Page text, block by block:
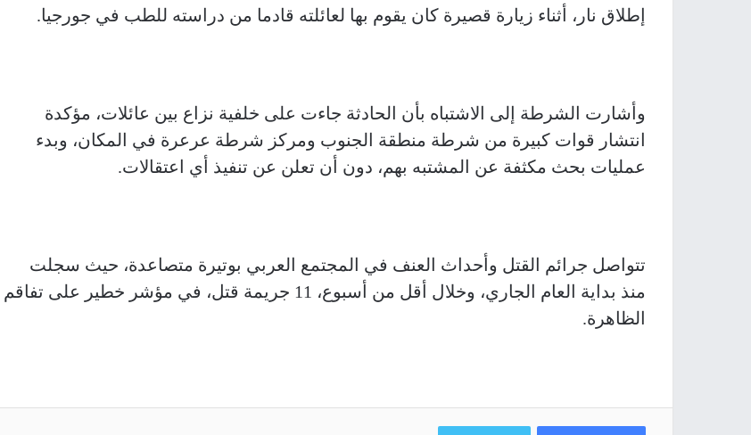
إطلاق نار، أثناء زيارة قصيرة كان يقوم بها لعائلته قادما من دراسته للطب في جورجيا.
وأشارت الشرطة إلى الاشتباه بأن الحادثة جاءت على خلفية نزاع بين عائلات، مؤكدة
انتشار قوات كبيرة من شرطة منطقة الجنوب ومركز شرطة عرعرة في المكان، وبدء
عمليات بحث مكثفة عن المشتبه بهم، دون أن تعلن عن تنفيذ أي اعتقالات.
تتواصل جرائم القتل وأحداث العنف في المجتمع العربي بوتيرة متصاعدة، حيث سجلت
منذ بداية العام الجاري، وخلال أقل من أسبوع، 11 جريمة قتل، في مؤشر خطير على تفاقم
الظاهرة.